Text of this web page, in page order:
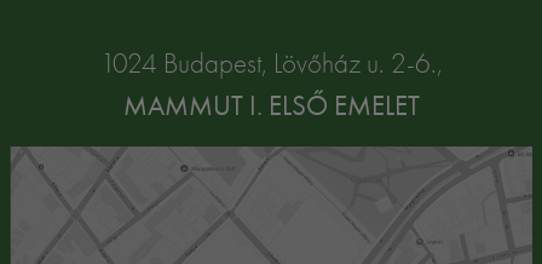
1024 Budapest, Lövőház u. 2-6.,
MAMMUT I. ELSŐ EMELET